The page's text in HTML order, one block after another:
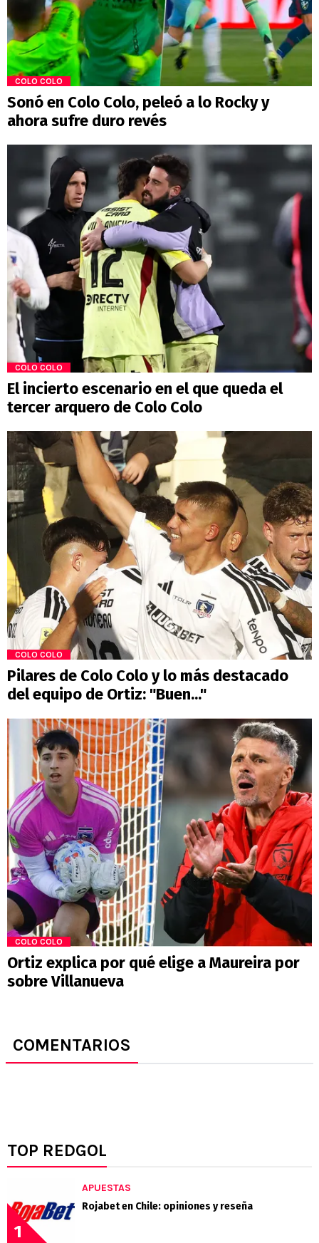
COLO COLO
Sonó en Colo Colo, peleó a lo Rocky y
ahora sufre duro revés
COLO COLO
El incierto escenario en el que queda el
tercer arquero de Colo Colo
COLO COLO
Pilares de Colo Colo y lo más destacado
del equipo de Ortiz: "Buen..."
COLO COLO
Ortiz explica por qué elige a Maureira por
sobre Villanueva
COMENTARIOS
TOP REDGOL
1
APUESTAS
Rojabet en Chile: opiniones y reseña